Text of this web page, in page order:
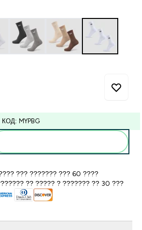
MYPBG
??? ??????? ??? 60 ????
?? ????? ? ??????? ?? 30 ???